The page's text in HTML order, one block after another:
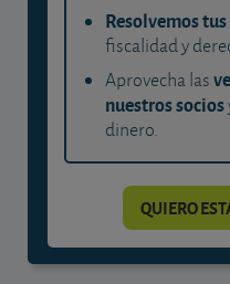
Resolvemos
fiscalidad y
Aprovecha las
nuestros socios
dinero.
QUIERO